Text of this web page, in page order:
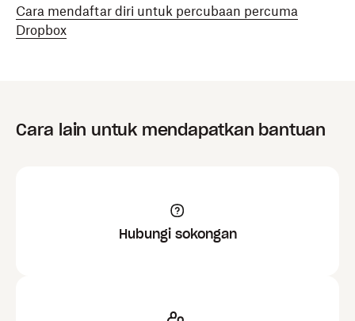
Cara mendaftar diri untuk percubaan percuma
Dropbox
Cara lain untuk mendapatkan bantuan
Hubungi sokongan